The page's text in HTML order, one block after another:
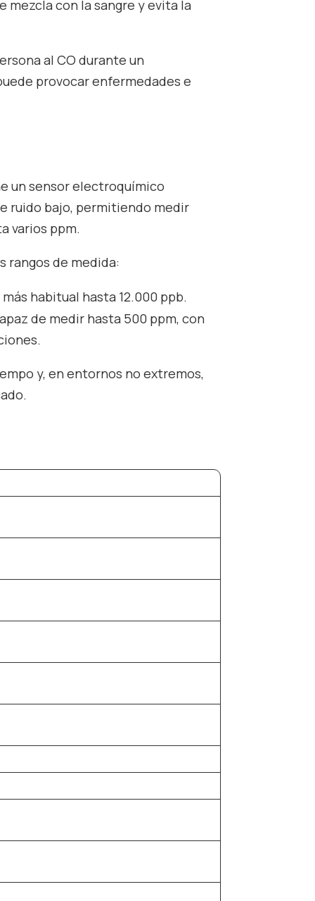
mezcla con la sangre y evita la
al CO durante un
provocar enfermedades e
un sensor electroquímico
ruido bajo, permitiendo medir
varios ppm.
rangos de medida:
habitual hasta 12.000 ppb.
de medir hasta 500 ppm, con
y, en entornos no extremos,